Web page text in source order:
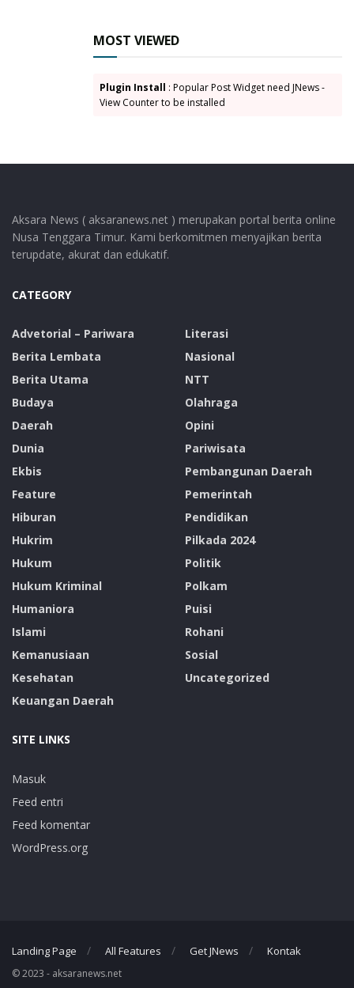
MOST VIEWED
Plugin Install : Popular Post Widget need JNews -
View Counter to be installed
Aksara News ( aksaranews.net ) merupakan portal berita online
Nusa Tenggara Timur. Kami berkomitmen menyajikan berita
terupdate, akurat dan edukatif.
CATEGORY
Advetorial – Pariwara
Berita Lembata
Berita Utama
Budaya
Daerah
Dunia
Ekbis
Feature
Hiburan
Hukrim
Hukum
Hukum Kriminal
Humaniora
Islami
Kemanusiaan
Kesehatan
Keuangan Daerah
Literasi
Nasional
NTT
Olahraga
Opini
Pariwisata
Pembangunan Daerah
Pemerintah
Pendidikan
Pilkada 2024
Politik
Polkam
Puisi
Rohani
Sosial
Uncategorized
SITE LINKS
Masuk
Feed entri
Feed komentar
WordPress.org
Landing Page All Features Get JNews Kontak
© 2023 - aksaranews.net